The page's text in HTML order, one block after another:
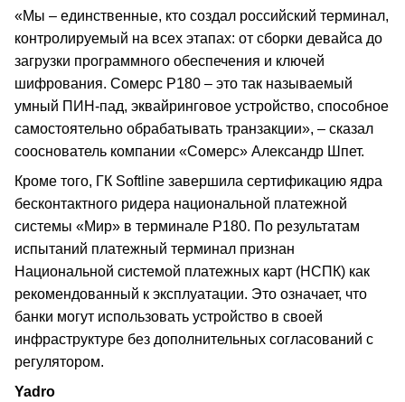
«Мы – единственные, кто создал российский терминал,
контролируемый на всех этапах: от сборки девайса до
загрузки программного обеспечения и ключей
шифрования. Сомерс Р180 – это так называемый
умный ПИН-пад, эквайринговое устройство, способное
самостоятельно обрабатывать транзакции», – сказал
сооснователь компании «Сомерс» Александр Шпет.
Кроме того, ГК Softline завершила сертификацию ядра
бесконтактного ридера национальной платежной
системы «Мир» в терминале Р180. По результатам
испытаний платежный терминал признан
Национальной системой платежных карт (НСПК) как
рекомендованный к эксплуатации. Это означает, что
банки могут использовать устройство в своей
инфраструктуре без дополнительных согласований с
регулятором.
Yadro